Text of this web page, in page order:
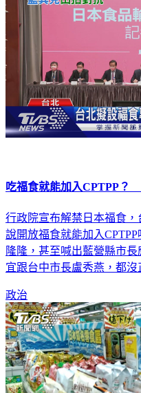
吃福食就能加入CPTPP？
行政院宣布解禁日本福食
說開放福食就能加入
隆隆，甚至喊出藍營縣市
宜跟台中市長盧秀燕，都
政治